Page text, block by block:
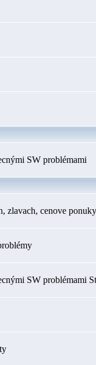
SW problémami
zlavach, cenove ponuky
SW problémami